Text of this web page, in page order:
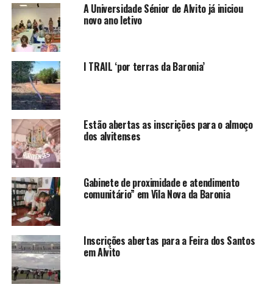
A Universidade Sénior de Alvito já iniciou
novo ano letivo
I TRAIL ‘por terras da Baronia’
Estão abertas as inscrições para o almoço
dos alvitenses
Gabinete de proximidade e atendimento
comunitário” em Vila Nova da Baronia
Inscrições abertas para a Feira dos Santos
em Alvito